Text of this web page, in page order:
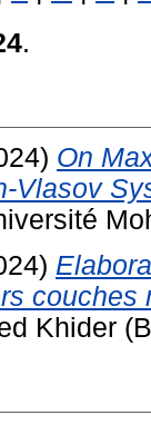
.
On
Vlasov
couches
Khider